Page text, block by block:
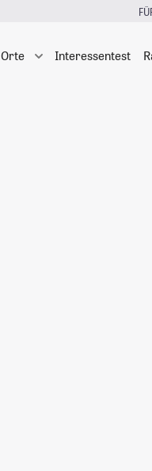
Orte Interessentest